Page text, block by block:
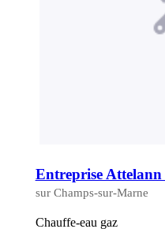
Entreprise Attelann
sur Champs-sur-Marne
Chauffe-eau gaz